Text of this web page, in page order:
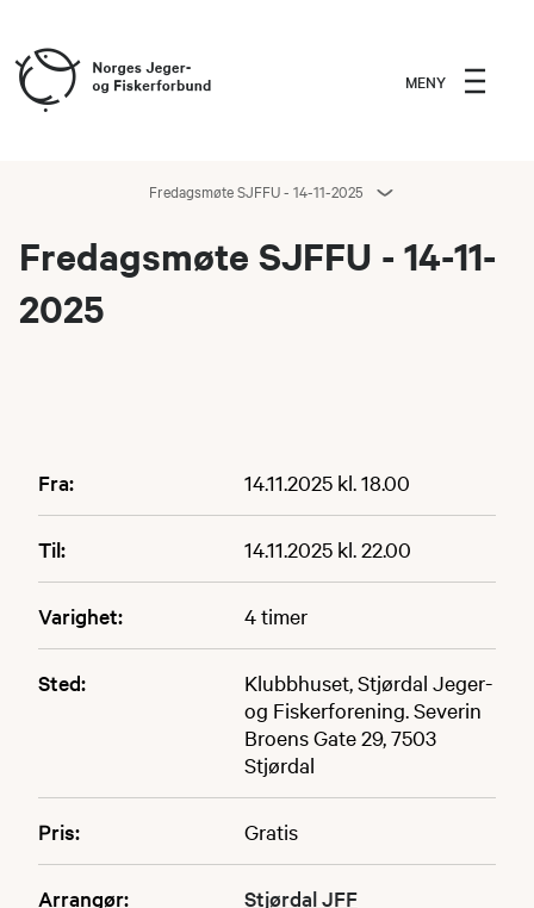
MENY
Fredagsmøte SJFFU - 14-11-2025
Fredagsmøte SJFFU - 14-11-
2025
Fra: 14.11.2025 kl. 18.00
Til: 14.11.2025 kl. 22.00
Varighet: 4 timer
Sted:
Klubbhuset, Stjørdal Jeger-
og Fiskerforening. Severin
Broens Gate 29, 7503
Stjørdal
Pris: Gratis
Arrangør: Stjørdal JFF